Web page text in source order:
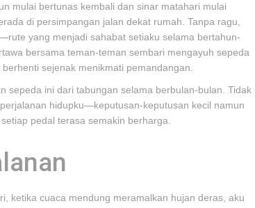
mulai bertunas kembali dan sinar matahari mulai
di persimpangan jalan dekat rumah. Tanpa ragu,
yang menjadi sahabat setiaku selama bertahun-
bersama teman-teman sembari mengayuh sepeda
sejenak menikmati pemandangan.
sepeda ini dari tabungan selama berbulan-bulan. Tidak
hidupku—keputusan-keputusan kecil namun
pedal terasa semakin berharga.
ketika cuaca mendung meramalkan hujan deras, aku